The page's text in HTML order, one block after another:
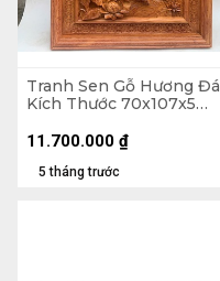
Tranh Sen Gỗ Hương Đá
Kích Thước 70x107x5
5 tháng trước
11.700.000 ₫